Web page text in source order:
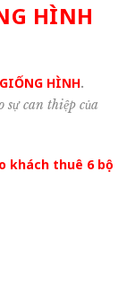
HÌNH
GIỐNG HÌNH.
sự can thiệp của
khách thuê 6 bộ